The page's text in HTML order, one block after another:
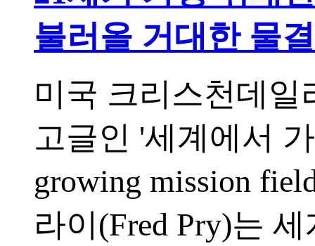
불러올 거대한 물결
미국 크리스천데
고글인 '세계에서
growing mission
라이(Fred Pry)는